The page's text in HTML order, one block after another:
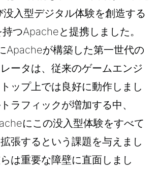
入型デジタル体験を創造する
つApacheと提携しました。
Apacheが構築した第一世代の
ータは、従来のゲームエンジ
ップ上では良好に動作しまし
ラフィックが増加する中、
にこの没入型体験をすべて
張するという課題を与えまし
は重要な障壁に直面しまし